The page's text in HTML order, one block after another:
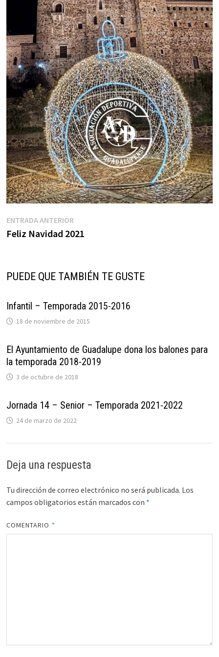
Navegación
de
ENTRADA ANTERIOREntrada
anterior:
Feliz Navidad 2021
PUEDE QUE TAMBIÉN TE GUSTE
Infantil – Temporada 2015-2016
18 de noviembre de 2015
El Ayuntamiento de Guadalupe dona los balones para
la temporada 2018-2019
3 de octubre de 2018
Jornada 14 – Senior – Temporada 2021-2022
24 de marzo de 2022
Deja una respuesta
Tu dirección de correo electrónico no será publicada. Los
campos obligatorios están marcados con *
COMENTARIO *